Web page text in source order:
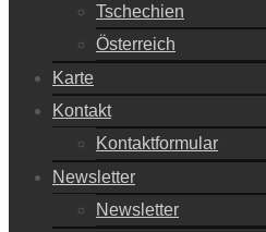
Tschechien
Österreich
Karte
Kontakt
Kontaktformular
Newsletter
Newsletter